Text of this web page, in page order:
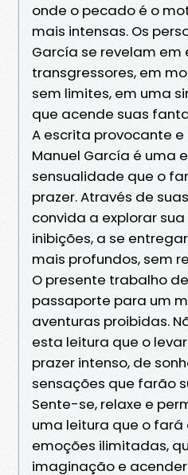
onde o pecado é o
mais intensas. Os
García se revelam em
transgressores, em
sem limites, em uma
que acende suas
A escrita provocante
Manuel García é uma
sensualidade que o
prazer. Através de
convida a explorar
inibições, a se
mais profundos, sem
O presente trabalho
passaporte para um
aventuras proibidas.
esta leitura que o
prazer intenso, de
sensações que farão
Sente-se, relaxe e
uma leitura que o
emoções ilimitadas,
imaginação e